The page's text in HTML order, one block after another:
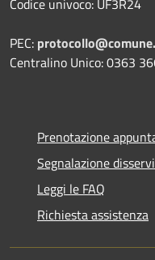
PEC:
Centralino Unico: 0363
Prenotazione
Segnalazione
Leggi le FAQ
Richiesta assistenza